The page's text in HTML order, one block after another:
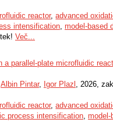
reactor,advanced
intensification, model-based
Več...
parallel-plate microfluidic
Albin Pintar, Igor Plazl , 2026,
reactor,advanced
process intensification, model-